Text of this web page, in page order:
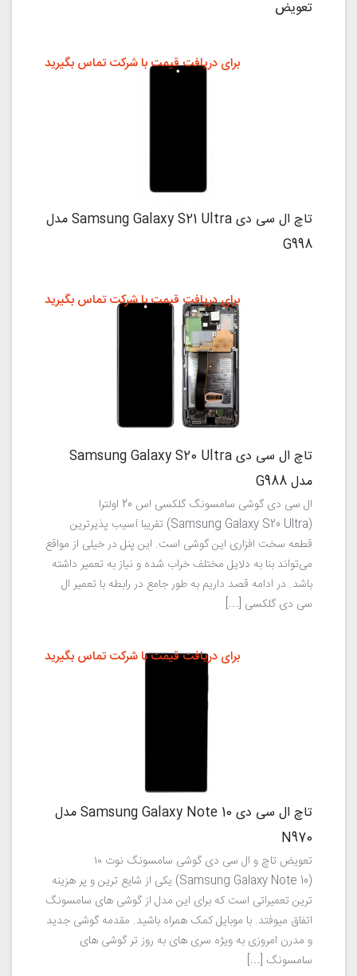
تعویض
تاچ ال سی دی Samsung Galaxy S21 Ultra مدل
G998
برای دریافت قیمت با شرکت تماس بگیرید
تاچ ال سی دی Samsung Galaxy S20 Ultra
مدل G988
ال سی دی گوشی سامسونگ گلکسی اس 20 اولترا
(Samsung Galaxy S20 Ultra) تقریبا آسیب پذیرترین
قطعه سخت افزاری این گوشی است. این پنل در خیلی از مواقع
می‌تواند بنا به دلایل مختلف خراب شده و نیاز به تعمیر داشته
باشد. در ادامه قصد داریم به طور جامع در رابطه با تعمیر ال
سی دی گلکسی […]
برای دریافت قیمت با شرکت تماس بگیرید
تاچ ال سی دی Samsung Galaxy Note 10 مدل
N970
تعویض تاچ و ال سی دی گوشی سامسونگ نوت ۱۰
(Samsung Galaxy Note 10) یکی از شایع ترین و پر هزینه
ترین تعمیراتی است که برای این مدل از گوشی های سامسونگ
اتفاق میوفتد. با موبایل کمک همراه باشید. مقدمه گوشی جدید
و مدرن امروزی به ویژه سری های به روز تر گوشی های
سامسونگ […]
برای دریافت قیمت با شرکت تماس بگیرید